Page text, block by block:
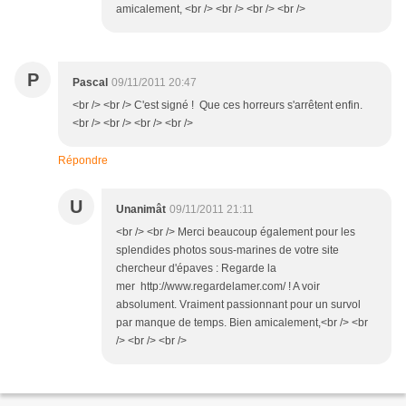
amicalement, <br /> <br /> <br /> <br />
P Pascal 09/11/2011 20:47
<br /> <br /> C'est signé ! Que ces horreurs s'arrêtent enfin.
<br /> <br /> <br /> <br />
Répondre
U Unanimât 09/11/2011 21:11
<br /> <br /> Merci beaucoup également pour les
splendides photos sous-marines de votre site
chercheur d'épaves : Regarde la
mer http://www.regardelamer.com/ ! A voir
absolument. Vraiment passionnant pour un survol
par manque de temps. Bien amicalement,<br /> <br
/> <br /> <br />